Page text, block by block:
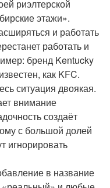
риэлтерской
этажи».
и работать
работать и
бренд Kentucky
как KFC.
ситуация двоякая.
внимание
создаёт
с большой долей
игнорировать
в название